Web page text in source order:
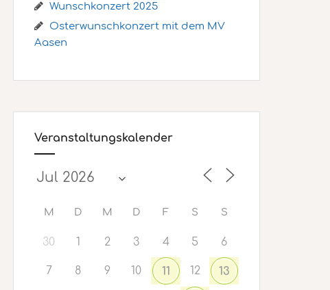
Wunschkonzert 2025
Osterwunschkonzert mit dem MV
Aasen
Veranstaltungskalender
M D M D F S S
30 1 2 3 4 5 6
7 8 9 10 11 12 13